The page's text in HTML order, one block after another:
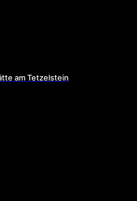
am Tetzelstein